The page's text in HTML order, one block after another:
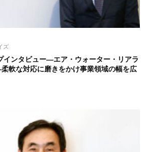
ズ
インタビュー―エア・ウォーター・リアラ
軟な対応に磨きをかけ事業領域の幅を広